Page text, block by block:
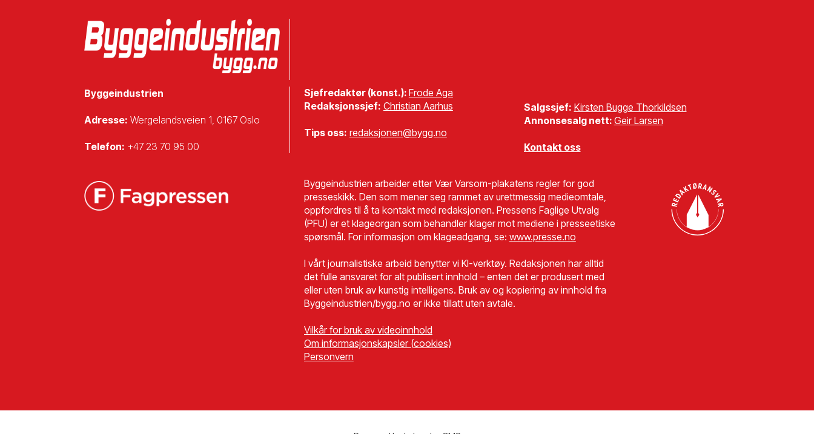
Byggeindustrien
Adresse: Wergelandsveien 1, 0167 Oslo
Telefon: +47 23 70 95 00
Sjefredaktør (konst.): Frode Aga
Redaksjonssjef: Christian Aarhus
Tips oss: redaksjonen@bygg.no
Salgssjef: Kirsten Bugge Thorkildsen
Annonsesalg nett: Geir Larsen
Kontakt oss
Byggeindustrien arbeider etter Vær Varsom-plakatens regler for god
presseskikk. Den som mener seg rammet av urettmessig medieomtale,
oppfordres til å ta kontakt med redaksjonen. Pressens Faglige Utvalg
(PFU) er et klageorgan som behandler klager mot mediene i presseetiske
spørsmål. For informasjon om klageadgang, se: www.presse.no
I vårt journalistiske arbeid benytter vi KI-verktøy. Redaksjonen har alltid
det fulle ansvaret for alt publisert innhold – enten det er produsert med
eller uten bruk av kunstig intelligens. Bruk av og kopiering av innhold fra
Byggeindustrien/bygg.no er ikke tillatt uten avtale.
Vilkår for bruk av videoinnhold
Om informasjonskapsler (cookies)
Personvern